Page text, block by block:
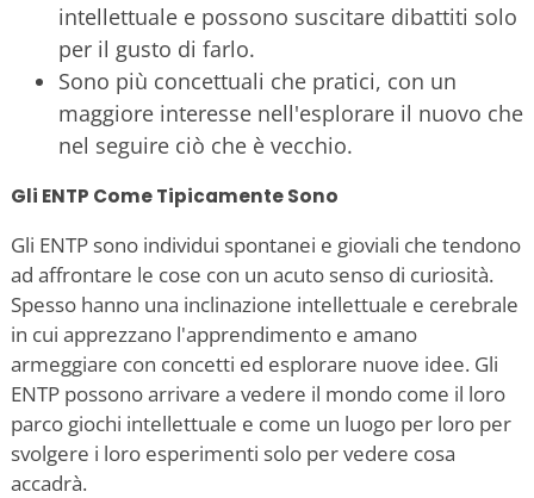
intellettuale e possono suscitare dibattiti solo
per il gusto di farlo.
Sono più concettuali che pratici, con un
maggiore interesse nell'esplorare il nuovo che
nel seguire ciò che è vecchio.
Gli ENTP Come Tipicamente Sono
Gli ENTP sono individui spontanei e gioviali che tendono
ad affrontare le cose con un acuto senso di curiosità.
Spesso hanno una inclinazione intellettuale e cerebrale
in cui apprezzano l'apprendimento e amano
armeggiare con concetti ed esplorare nuove idee. Gli
ENTP possono arrivare a vedere il mondo come il loro
parco giochi intellettuale e come un luogo per loro per
svolgere i loro esperimenti solo per vedere cosa
accadrà.